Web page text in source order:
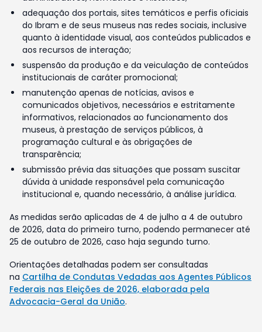
adequação dos portais, sites temáticos e perfis oficiais
do Ibram e de seus museus nas redes sociais, inclusive
quanto à identidade visual, aos conteúdos publicados e
aos recursos de interação;
suspensão da produção e da veiculação de conteúdos
institucionais de caráter promocional;
manutenção apenas de notícias, avisos e
comunicados objetivos, necessários e estritamente
informativos, relacionados ao funcionamento dos
museus, à prestação de serviços públicos, à
programação cultural e às obrigações de
transparência;
submissão prévia das situações que possam suscitar
dúvida à unidade responsável pela comunicação
institucional e, quando necessário, à análise jurídica.
As medidas serão aplicadas de 4 de julho a 4 de outubro
de 2026, data do primeiro turno, podendo permanecer até
25 de outubro de 2026, caso haja segundo turno.
Orientações detalhadas podem ser consultadas
na Cartilha de Condutas Vedadas aos Agentes Públicos
Federais nas Eleições de 2026, elaborada pela
Advocacia-Geral da União.